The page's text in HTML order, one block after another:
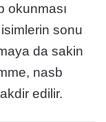
okunması
sonu
da sakin
nasb
edilir.